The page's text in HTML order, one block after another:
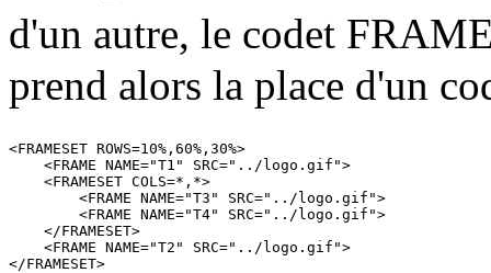
d'un autre, le codet
prend alors la place d'un
<FRAMESET ROWS=10%,60%,30%>
    <FRAME NAME="T1" SRC="../logo.gif">
    <FRAMESET COLS=*,*>
        <FRAME NAME="T3" SRC="../logo.gif">
        <FRAME NAME="T4" SRC="../logo.gif">
    </FRAMESET>
    <FRAME NAME="T2" SRC="../logo.gif">